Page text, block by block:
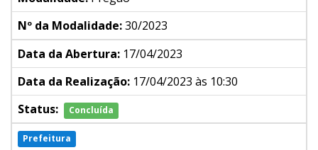
Nº da Modalidade:30/2023
Data da Abertura: 17/04/2023
Data da Realização: 17/04/2023 às 10:30
Status:
Concluída
Prefeitura